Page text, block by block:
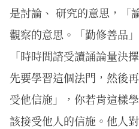
是討論、 研究的意思，「
觀察的意思。「勤修善品
「時時間諮受讀誦論量決
先要學習這個法門，然後
受他信施」，你若肯這樣
該接受他人的信施。他人